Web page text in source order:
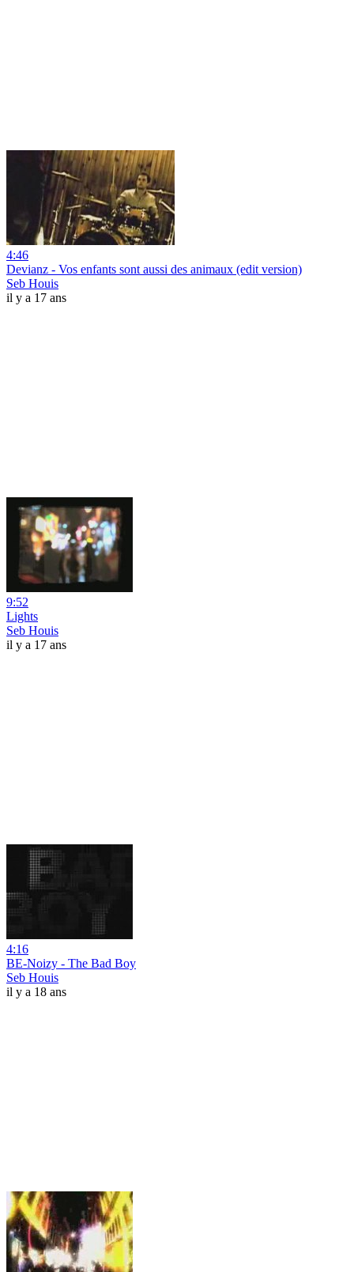
4:46
Devianz - Vos enfants sont aussi des animaux (edit version)
Seb Houis
il y a 17 ans
9:52
Lights
Seb Houis
il y a 17 ans
4:16
BE-Noizy - The Bad Boy
Seb Houis
il y a 18 ans